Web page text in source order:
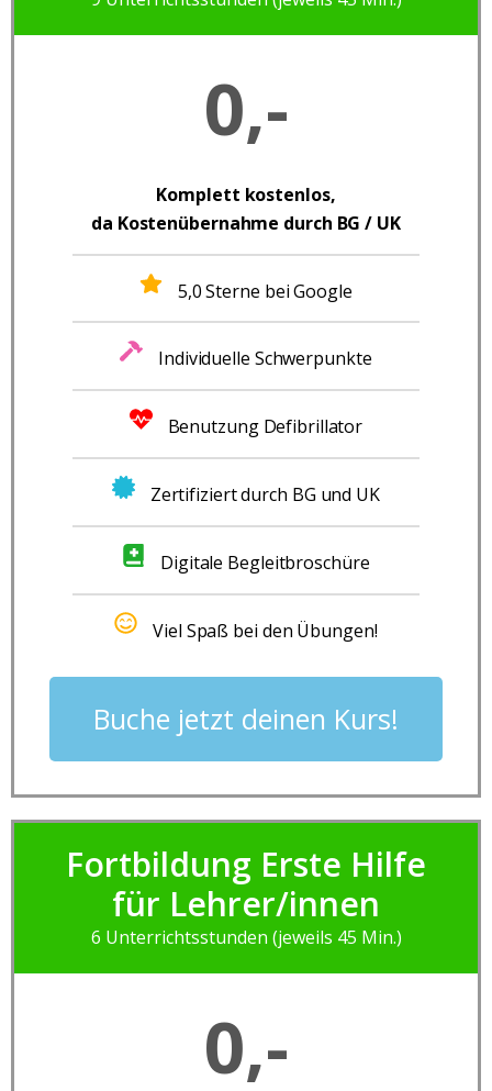
0,-
Komplett kostenlos,
da Kostenübernahme durch BG / UK
5,0 Sterne bei Google
Individuelle Schwerpunkte
Benutzung Defibrillator
Zertifiziert durch BG und UK
Digitale Begleitbroschüre
Viel Spaß bei den Übungen!
Buche jetzt deinen Kurs!
Fortbildung Erste Hilfe
für Lehrer/innen
6 Unterrichtsstunden (jeweils 45 Min.)
0,-